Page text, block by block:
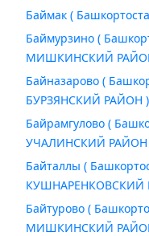
Баймак (
Баймурзино (
МИШКИНСКИЙ
Байназарово (
БУРЗЯНСКИЙ РАЙОН )
Байрамгулово (
УЧАЛИНСКИЙ РАЙОН
Байталлы (
КУШНАРЕНКОВСКИЙ
Байтурово (
МИШКИНСКИЙ